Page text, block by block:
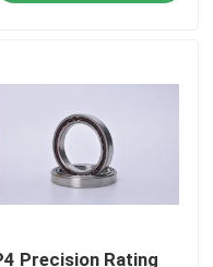
Precision Rating